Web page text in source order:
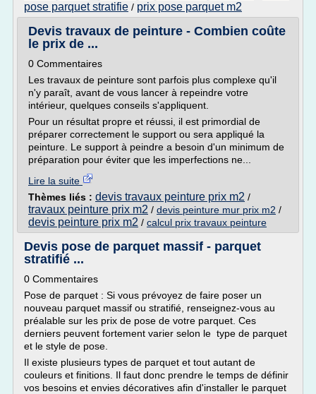
pose parquet stratifie / prix pose parquet m2
Devis travaux de peinture - Combien coûte
le prix de ...
0 Commentaires
Les travaux de peinture sont parfois plus complexe qu'il
n'y paraît, avant de vous lancer à repeindre votre
intérieur, quelques conseils s'appliquent.
Pour un résultat propre et réussi, il est primordial de
préparer correctement le support ou sera appliqué la
peinture. Le support à peindre a besoin d'un minimum de
préparation pour éviter que les imperfections ne...
Lire la suite
Thèmes liés : devis travaux peinture prix m2 /
travaux peinture prix m2 / devis peinture mur prix m2 /
devis peinture prix m2 / calcul prix travaux peinture
Devis pose de parquet massif - parquet
stratifié ...
0 Commentaires
Pose de parquet : Si vous prévoyez de faire poser un
nouveau parquet massif ou stratifié, renseignez-vous au
préalable sur les prix de pose de votre parquet. Ces
derniers peuvent fortement varier selon le type de parquet
et le style de pose.
Il existe plusieurs types de parquet et tout autant de
couleurs et finitions. Il faut donc prendre le temps de définir
vos besoins et envies décoratives afin d'installer le parquet